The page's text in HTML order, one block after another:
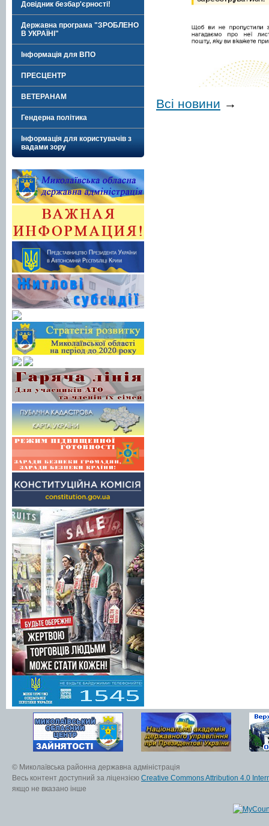
Довідник безбар'єрності!
Державна програма "ЗРОБЛЕНО
В УКРАЇНІ"
Інформація для ВПО
ПРЕСЦЕНТР
ВЕТЕРАНАМ
Гендерна політика
Інформація для користувачів з
вадами зору
Всі новини →
© Миколаївська районна державна адміністрація
Весь контент доступний за ліцензією Creative Commons Attribution 4.0
якщо не вказано інше